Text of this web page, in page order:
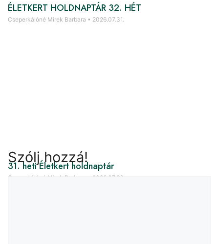
ÉLETKERT HOLDNAPTÁR 32. HÉT
Cseperkálóné Mirek Barbara 2026.07.31.
31. heti Életkert holdnaptár
Cseperkálóné Mirek Barbara 2026.07.26.
Szólj hozzá!